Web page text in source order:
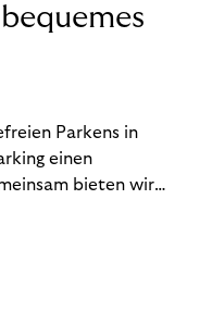
Parkens in
einen
bieten wir